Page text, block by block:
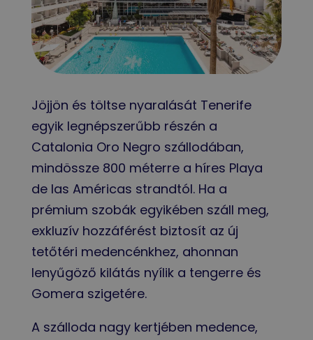
Jöjjön és töltse nyaralását Tenerife
egyik legnépszerűbb részén a
Catalonia Oro Negro szállodában,
mindössze 800 méterre a híres Playa
de las Américas strandtól. Ha a
prémium szobák egyikében száll meg,
exkluzív hozzáférést biztosít az új
tetőtéri medencénkhez, ahonnan
lenyűgöző kilátás nyílik a tengerre és
Gomera szigetére.
A szálloda nagy kertjében medence,